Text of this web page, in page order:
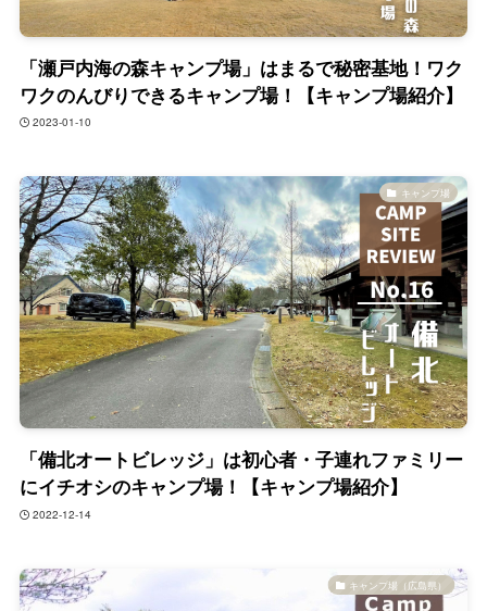
「瀬戸内海の森キャンプ場」はまるで秘密基地！ワク
ワクのんびりできるキャンプ場！【キャンプ場紹介】
2023-01-10
キャンプ場
「備北オートビレッジ」は初心者・子連れファミリー
にイチオシのキャンプ場！【キャンプ場紹介】
2022-12-14
キャンプ場（広島県）